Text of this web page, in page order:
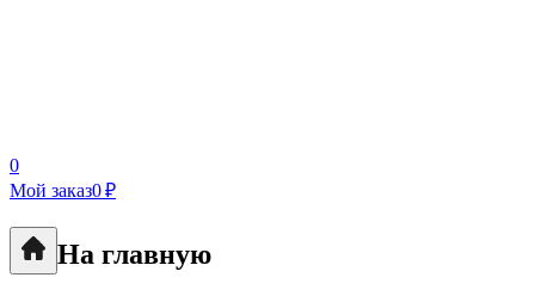
0
Мой заказ0 ₽
На главную